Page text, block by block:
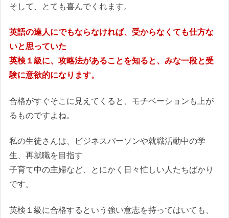
そして、とても喜んでくれます。
英語の達人にでもならなければ、受からなくても仕方な
いと思っていた
英検１級に、攻略法があることを知ると、みな一段と受
験に意欲的になります。
合格がすぐそこに見えてくると、モチベーションも上が
るものですよね。
私の生徒さんは、ビジネスパーソンや就職活動中の学
生、再就職を目指す
子育て中の主婦など、とにかく日々忙しい人たちばかり
です。
英検１級に合格するという強い意志を持ってはいても、